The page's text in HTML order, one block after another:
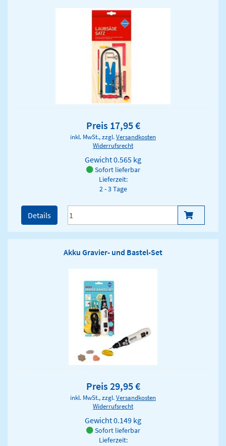
Preis 17,95 €
inkl. MwSt., zzgl.Versandkosten
Widerrufsrecht
Gewicht0.565 kg
Sofort lieferbar
Lieferzeit:
2 - 3 Tage
Details
Akku Gravier- und Bastel-Set
Preis 29,95 €
inkl. MwSt., zzgl.Versandkosten
Widerrufsrecht
Gewicht0.149 kg
Sofort lieferbar
Lieferzeit: